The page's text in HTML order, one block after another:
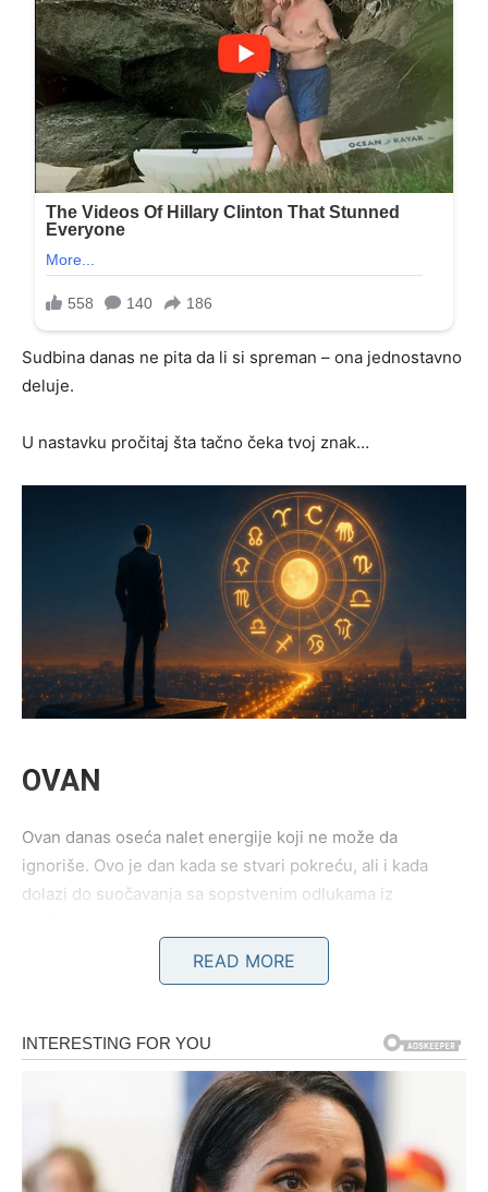
Sudbina danas ne pita da li si spreman – ona jednostavno
deluje.
U nastavku pročitaj šta tačno čeka tvoj znak…
OVAN
Ovan danas oseća nalet energije koji ne može da
ignoriše. Ovo je dan kada se stvari pokreću, ali i kada
dolazi do suočavanja sa sopstvenim odlukama iz
Ako si dugo čekao da se nešto desi – danas dolazi znak,
Ovnovi će danas dobiti priliku koju nisu očekivali,
posebno kada je posao u pitanju.
U ljubavi, neko iz prošlosti može ponovo ući u tvoj život.
Međutim, pitanje je – da li si zaista preboleo ili samo
potisnuo emocije?
READ MORE